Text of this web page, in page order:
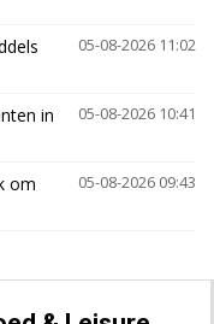
05-08-2026 11:02
05-08-2026 10:41
in
05-08-2026 09:43
om